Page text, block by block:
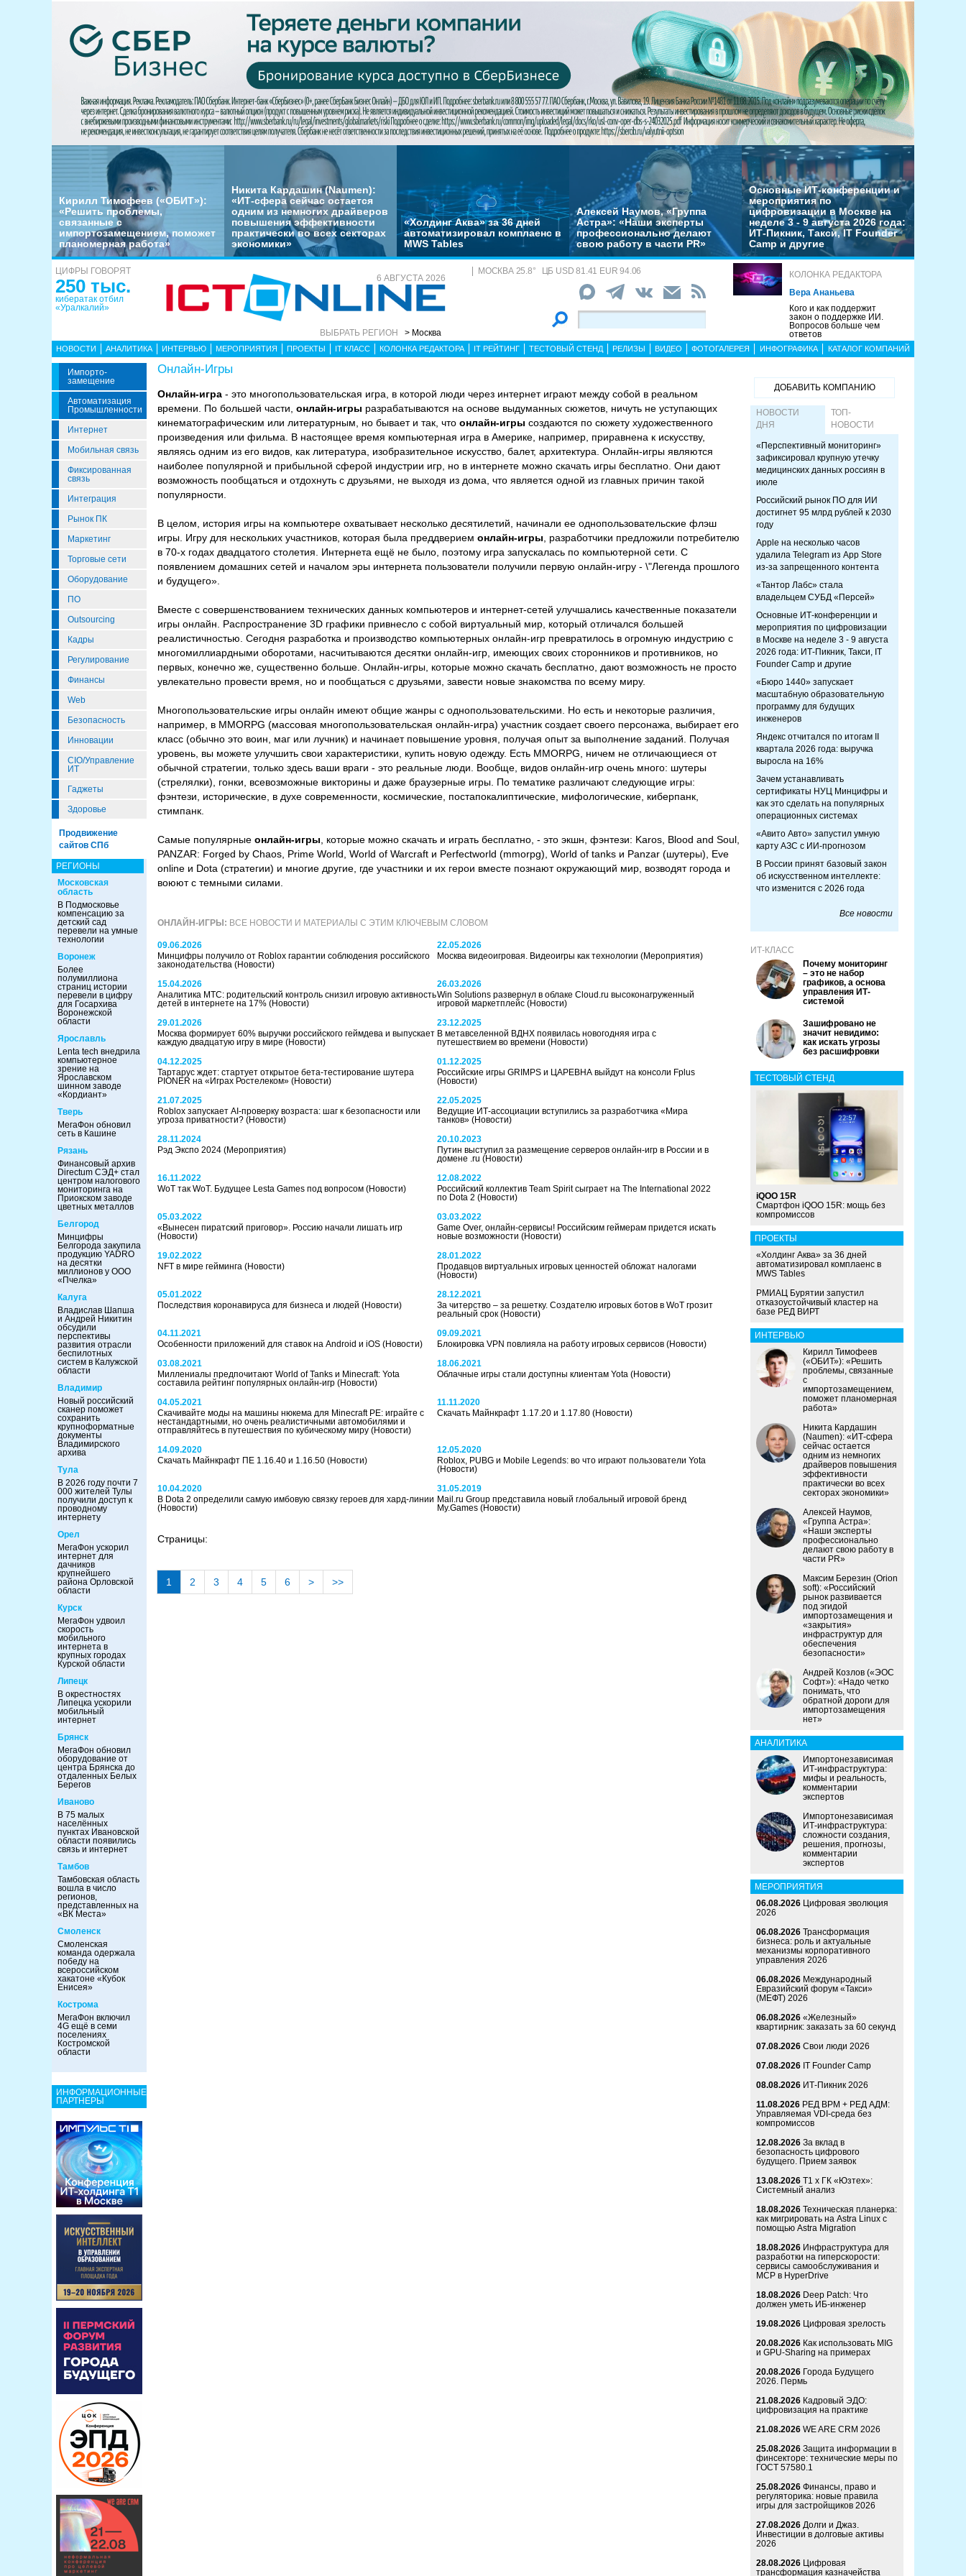
Кирилл Тимофеев («ОБИТ»):
«Решить проблемы,
связанные с
импортозамещением, поможет
планомерная работа»
Никита Кардашин (Naumen):
«ИТ-сфера сейчас остается
одним из немногих драйверов
повышения эффективности
практически во всех секторах
экономики»
«Холдинг Аква» за 36 дней
автоматизировал комплаенс в
MWS Tables
Алексей Наумов, «Группа
Астра»: «Наши эксперты
профессионально делают
свою работу в части PR»
Основные ИТ-конференции и
мероприятия по
цифровизации в Москве на
неделе 3 - 9 августа 2026 года:
ИТ-Пикник, Такси, IT Founder
Camp и другие
ЦИФРЫ ГОВОРЯТ
250 тыс.
кибератак отбил
«Уралкалий»
6 АВГУСТА 2026
ВЫБРАТЬ РЕГИОН > Москва
МОСКВА 25.8° ЦБ USD 81.41 EUR 94.06
КОЛОНКА РЕДАКТОРА
Вера Ананьева
Кого и как поддержит
закон о поддержке ИИ.
Вопросов больше чем
ответов
НОВОСТИ АНАЛИТИКА ИНТЕРВЬЮ МЕРОПРИЯТИЯ ПРОЕКТЫ IT КЛАСС КОЛОНКА РЕДАКТОРА IT РЕЙТИНГ ТЕСТОВЫЙ СТЕНД РЕЛИЗЫ ВИДЕО ФОТОГАЛЕРЕЯ ИНФОГРАФИКА КАТАЛОГ КОМПАНИЙ
Импорто­
Замещение
Автоматизация
Промышленности
Интернет
Мобильная связь
Фиксированная
связь
Интеграция
Рынок ПК
Маркетинг
Торговые сети
Оборудование
ПО
Outsourcing
Кадры
Регулирование
Финансы
Web
Безопасность
Инновации
CIO/Управление
ИТ
Гаджеты
Здоровье
Продвижение
сайтов СПб
РЕГИОНЫ
Московская
область
В Подмосковье
компенсацию за
детский сад
перевели на умные
технологии
Воронеж
Более
полумиллиона
страниц истории
перевели в цифру
для Госархива
Воронежской
области
Ярославль
Lenta tech внедрила
компьютерное
зрение на
Ярославском
шинном заводе
«Кордиант»
Тверь
МегаФон обновил
сеть в Кашине
Рязань
Финансовый архив
Directum СЭД+ стал
центром налогового
мониторинга на
Приокском заводе
цветных металлов
Белгород
Минцифры
Белгорода закупила
продукцию YADRO
на десятки
миллионов у ООО
«Пчелка»
Калуга
Владислав Шапша
и Андрей Никитин
обсудили
перспективы
развития отрасли
беспилотных
систем в Калужской
области
Владимир
Новый российский
сканер поможет
сохранить
крупноформатные
документы
Владимирского
архива
Тула
В 2026 году почти 7
000 жителей Тулы
получили доступ к
проводному
интернету
Орел
МегаФон ускорил
интернет для
дачников
крупнейшего
района Орловской
области
Курск
МегаФон удвоил
скорость
мобильного
интернета в
крупных городах
Курской области
Липецк
В окрестностях
Липецка ускорили
мобильный
интернет
Брянск
МегаФон обновил
оборудование от
центра Брянска до
отдаленных Белых
Берегов
Иваново
В 75 малых
населённых
пунктах Ивановской
области появились
связь и интернет
Тамбов
Тамбовская область
вошла в число
регионов,
представленных на
«ВК Места»
Смоленск
Смоленская
команда одержала
победу на
всероссийском
хакатоне «Кубок
Енисея»
Кострома
МегаФон включил
4G ещё в семи
поселениях
Костромской
области
ИНФОРМАЦИОННЫЕ
ПАРТНЕРЫ
Онлайн-Игры
Онлайн-игра - это многопользовательская игра, в которой люди через интернет играют между собой в реальном
времени. По большей части, онлайн-игры разрабатываются на основе выдуманных сюжетов, ничуть не уступающих
кинематографическим или литературным, но бывает и так, что онлайн-игры создаются по сюжету художественного
произведения или фильма. В настоящее время компьютерная игра в Америке, например, приравнена к искусству,
являясь одним из его видов, как литература, изобразительное искусство, балет, архитектура. Онлайн-игры являются
наиболее популярной и прибыльной сферой индустрии игр, но в интернете можно скачать игры бесплатно. Они дают
возможность пообщаться и отдохнуть с друзьями, не выходя из дома, что является одной из главных причин такой
популярности.
В целом, история игры на компьютере охватывает несколько десятилетий, начинали ее однопользовательские флэш
игры. Игру для нескольких участников, которая была преддверием онлайн-игры , разработчики предложили потребителю
в 70-х годах двадцатого столетия. Интернета ещё не было, поэтому игра запускалась по компьютерной сети. С
появлением домашних сетей и началом эры интернета пользователи получили первую онлайн-игру - \"Легенда прошлого
и будущего».
Вместе с совершенствованием технических данных компьютеров и интернет-сетей улучшались качественные показатели
игры онлайн. Распространение 3D графики привнесло с собой виртуальный мир, который отличался большей
реалистичностью. Сегодня разработка и производство компьютерных онлайн-игр превратилось в огромную индустрию с
многомиллиардными оборотами, насчитываются десятки онлайн-игр, имеющих своих сторонников и противников, но
первых, конечно же, существенно больше. Онлайн-игры, которые можно скачать бесплатно, дают возможность не просто
увлекательно провести время, но и пообщаться с друзьями, завести новые знакомства по всему миру.
Многопользовательские игры онлайн имеют общие жанры с однопользовательскими. Но есть и некоторые различия,
например, в MMORPG (массовая многопользовательская онлайн-игра) участник создает своего персонажа, выбирает его
класс (обычно это воин, маг или лучник) и начинает повышение уровня, получая опыт за выполнение заданий. Получая
уровень, вы можете улучшить свои характеристики, купить новую одежду. Есть MMORPG, ничем не отличающиеся от
обычной стратегии, только здесь ваши враги - это реальные люди. Вообще, видов онлайн-игр очень много: шутеры
(стрелялки), гонки, всевозможные викторины и даже браузерные игры. По тематике различают следующие игры:
фэнтези, исторические, в духе современности, космические, постапокалиптические, мифологические, киберпанк,
стимпанк.
Самые популярные онлайн-игры , которые можно скачать и играть бесплатно, - это экшн, фэнтези: Karos, Blood and Soul,
PANZAR: Forged by Chaos, Prime World, World of Warcraft и Perfectworld (mmorpg), World of tanks и Panzar (шутеры), Eve
online и Dota (стратегии) и многие другие, где участники и их герои вместе познают окружающий мир, возводят города и
воюют с темными силами.
ОНЛАЙН-ИГРЫ: ВСЕ НОВОСТИ И МАТЕРИАЛЫ С ЭТИМ КЛЮЧЕВЫМ СЛОВОМ
09.06.2026
Минцифры получило от Roblox гарантии соблюдения российского
законодательства (Новости)
22.05.2026
Москва видеоигровая. Видеоигры как технологии (Мероприятия)
15.04.2026
Аналитика МТС: родительский контроль снизил игровую активность
детей в интернете на 17% (Новости)
26.03.2026
Win Solutions развернул в облаке Cloud.ru высоконагруженный
игровой маркетплейс (Новости)
29.01.2026
Москва формирует 60% выручки российского геймдева и выпускает
каждую двадцатую игру в мире (Новости)
23.12.2025
В метавселенной ВДНХ появилась новогодняя игра с
путешествием во времени (Новости)
04.12.2025
Тартарус ждет: стартует открытое бета-тестирование шутера
PIONER на «Играх Ростелеком» (Новости)
01.12.2025
Российские игры GRIMPS и ЦАРЕВНА выйдут на консоли Fplus
(Новости)
21.07.2025
Roblox запускает AI-проверку возраста: шаг к безопасности или
угроза приватности? (Новости)
22.05.2025
Ведущие ИТ-ассоциации вступились за разработчика «Мира
танков» (Новости)
28.11.2024
Рэд Экспо 2024 (Мероприятия)
20.10.2023
Путин выступил за размещение серверов онлайн-игр в России и в
домене .ru (Новости)
16.11.2022
WoT так WoT. Будущее Lesta Games под вопросом (Новости)
12.08.2022
Российский коллектив Team Spirit сыграет на The International 2022
по Dota 2 (Новости)
05.03.2022
«Вынесен пиратский приговор». Россию начали лишать игр
(Новости)
03.03.2022
Game Over, онлайн-сервисы! Российским геймерам придется искать
новые возможности (Новости)
19.02.2022
NFT в мире гейминга (Новости)
28.01.2022
Продавцов виртуальных игровых ценностей обложат налогами
(Новости)
05.01.2022
Последствия коронавируса для бизнеса и людей (Новости)
28.12.2021
За читерство – за решетку. Создателю игровых ботов в WoT грозит
реальный срок (Новости)
04.11.2021
Особенности приложений для ставок на Android и iOS (Новости)
09.09.2021
Блокировка VPN повлияла на работу игровых сервисов (Новости)
03.08.2021
Миллениалы предпочитают World of Tanks и Minecraft: Yota
составила рейтинг популярных онлайн-игр (Новости)
18.06.2021
Облачные игры стали доступны клиентам Yota (Новости)
04.05.2021
Скачивайте моды на машины нюкема для Minecraft PE: играйте с
нестандартными, но очень реалистичными автомобилями и
отправляйтесь в путешествия по кубическому миру (Новости)
11.11.2020
Скачать Майнкрафт 1.17.20 и 1.17.80 (Новости)
14.09.2020
Скачать Майнкрафт ПЕ 1.16.40 и 1.16.50 (Новости)
12.05.2020
Roblox, PUBG и Mobile Legends: во что играют пользователи Yota
(Новости)
10.04.2020
В Dota 2 определили самую имбовую связку героев для хард-линии
(Новости)
31.05.2019
Mail.ru Group представила новый глобальный игровой бренд
My.Games (Новости)
Страницы:
1 2 3 4 5 6 > >>
ДОБАВИТЬ КОМПАНИЮ
НОВОСТИ
ДНЯ
ТОП-
НОВОСТИ
«Перспективный мониторинг»
зафиксировал крупную утечку
медицинских данных россиян в
июле
Российский рынок ПО для ИИ
достигнет 95 млрд рублей к 2030
году
Apple на несколько часов
удалила Telegram из App Store
из-за запрещенного контента
«Тантор Лабс» стала
владельцем СУБД «Персей»
Основные ИТ-конференции и
мероприятия по цифровизации
в Москве на неделе 3 - 9 августа
2026 года: ИТ-Пикник, Такси, IT
Founder Camp и другие
«Бюро 1440» запускает
масштабную образовательную
программу для будущих
инженеров
Яндекс отчитался по итогам II
квартала 2026 года: выручка
выросла на 16%
Зачем устанавливать
сертификаты НУЦ Минцифры и
как это сделать на популярных
операционных системах
«Авито Авто» запустил умную
карту АЗС с ИИ-прогнозом
В России принят базовый закон
об искусственном интеллекте:
что изменится с 2026 года
Все новости
ИТ-КЛАСС
Почему мониторинг
– это не набор
графиков, а основа
управления ИТ-
системой
Зашифровано не
значит невидимо:
как искать угрозы
без расшифровки
ТЕСТОВЫЙ СТЕНД
iQOO 15R
Смартфон iQOO 15R: мощь без
компромиссов
ПРОЕКТЫ
«Холдинг Аква» за 36 дней
автоматизировал комплаенс в
MWS Tables
РМИАЦ Бурятии запустил
отказоустойчивый кластер на
базе РЕД ВИРТ
ИНТЕРВЬЮ
Кирилл Тимофеев
(«ОБИТ»): «Решить
проблемы, связанные
с
импортозамещением,
поможет планомерная
работа»
Никита Кардашин
(Naumen): «ИТ-сфера
сейчас остается
одним из немногих
драйверов повышения
эффективности
практически во всех
секторах экономики»
Алексей Наумов,
«Группа Астра»:
«Наши эксперты
профессионально
делают свою работу в
части PR»
Максим Березин (Orion
soft): «Российский
рынок развивается
под эгидой
импортозамещения и
«закрытия»
инфраструктур для
обеспечения
безопасности»
Андрей Козлов («ЭОС
Софт»): «Надо четко
понимать, что
обратной дороги для
импортозамещения
нет»
АНАЛИТИКА
Импортонезависимая
ИТ-инфраструктура:
мифы и реальность,
комментарии
экспертов
Импортонезависимая
ИТ-инфраструктура:
сложности создания,
решения, прогнозы,
комментарии
экспертов
МЕРОПРИЯТИЯ
06.08.2026 Цифровая эволюция
2026
06.08.2026 Трансформация
бизнеса: роль и актуальные
механизмы корпоративного
управления 2026
06.08.2026 Международный
Евразийский форум «Такси»
(МЕФТ) 2026
06.08.2026 «Железный»
квартирник: заказать за 60 секунд
07.08.2026 Свои люди 2026
07.08.2026 IT Founder Camp
08.08.2026 ИТ-Пикник 2026
11.08.2026 РЕД ВРМ + РЕД АДМ:
Управляемая VDI-среда без
компромиссов
12.08.2026 За вклад в
безопасность цифрового
будущего. Прием заявок
13.08.2026 Т1 x ГК «Юзтех»:
Системный анализ
18.08.2026 Техническая планерка:
как мигрировать на Astra Linux с
помощью Astra Migration
18.08.2026 Инфраструктура для
разработки на гиперскорости:
сервисы самообслуживания и
MCP в HyperDrive
18.08.2026 Deep Patch: Что
должен уметь ИБ-инженер
19.08.2026 Цифровая зрелость
20.08.2026 Как использовать MIG
и GPU-Sharing на примерах
20.08.2026 Города Будущего
2026. Пермь
21.08.2026 Кадровый ЭДО:
цифровизация на практике
21.08.2026 WE ARE CRM 2026
25.08.2026 Защита информации в
финсекторе: технические меры по
ГОСТ 57580.1
25.08.2026 Финансы, право и
регуляторика: новые правила
игры для застройщиков 2026
27.08.2026 Долги и Джаз.
Инвестиции в долговые активы
2026
28.08.2026 Цифровая
трансформация казначейства